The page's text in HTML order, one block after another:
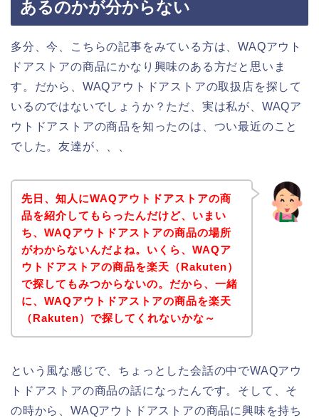
あるのかが分からない
多分、今、こちらの記事をみている方は、WAQアウト
ドアストアの商品にかなり興味のある方だと思いま
す。だから、WAQアウトドアストアの取扱店を探して
いるのではないでしょうか？ただ、実は私が、WAQア
ウトドアストアの商品を知ったのは、つい最近のこと
でした。友達が、、、
先日、知人にWAQアウトドアストアの商
品を紹介してもらったんだけど、いまい
ち、WAQアウトドアストアの商品の場所
がわからないんだよね。いくら、WAQア
ウトドアストアの商品を楽天（Rakuten）
で探してもみつからないの。だから、一緒
に、WAQアウトドアストアの商品を楽天
（Rakuten）で探してくれないかな～
という風な感じで、ちょっとした会話の中でWAQアウ
トドアストアの商品の話になったんです。そして、そ
の時から、WAQアウトドアストアの商品に興味を持ち